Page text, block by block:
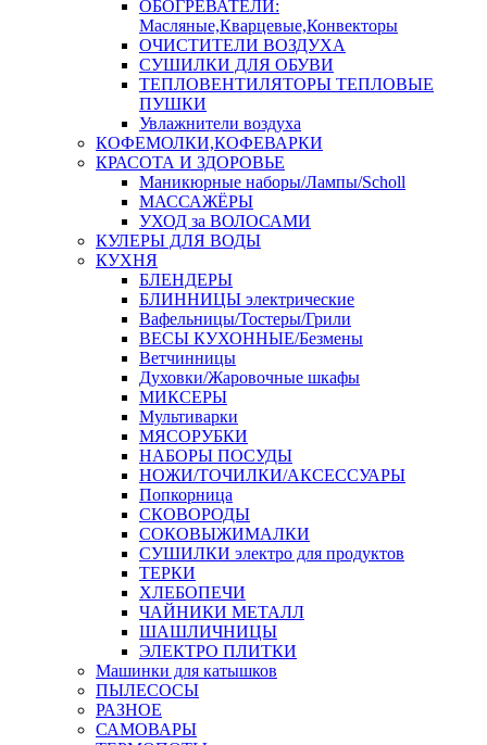
ОБОГРЕВАТЕЛИ:
Масляные,Кварцевые,Конвекторы
ОЧИСТИТЕЛИ ВОЗДУХА
СУШИЛКИ ДЛЯ ОБУВИ
ТЕПЛОВЕНТИЛЯТОРЫ ТЕПЛОВЫЕ
ПУШКИ
Увлажнители воздуха
КОФЕМОЛКИ,КОФЕВАРКИ
КРАСОТА И ЗДОРОВЬЕ
Маникюрные наборы/Лампы/Scholl
МАССАЖЁРЫ
УХОД за ВОЛОСАМИ
КУЛЕРЫ ДЛЯ ВОДЫ
КУХНЯ
БЛЕНДЕРЫ
БЛИННИЦЫ электрические
Вафельницы/Тостеры/Грили
ВЕСЫ КУХОННЫЕ/Безмены
Ветчинницы
Духовки/Жаровочные шкафы
МИКСЕРЫ
Мультиварки
МЯСОРУБКИ
НАБОРЫ ПОСУДЫ
НОЖИ/ТОЧИЛКИ/АКСЕССУАРЫ
Попкорница
СКОВОРОДЫ
СОКОВЫЖИМАЛКИ
СУШИЛКИ электро для продуктов
ТЕРКИ
ХЛЕБОПЕЧИ
ЧАЙНИКИ МЕТАЛЛ
ШАШЛИЧНИЦЫ
ЭЛЕКТРО ПЛИТКИ
Машинки для катышков
ПЫЛЕСОСЫ
РАЗНОЕ
САМОВАРЫ